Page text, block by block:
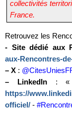
collectivités
France.
Retrouvez les
- Site dédié aux
aux-Rencontres-
– X :
–
LinkedIn: «
https://
officiel/ -